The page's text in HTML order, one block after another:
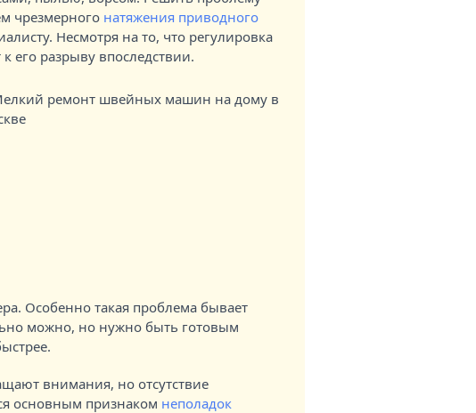
чрезмерного натяжения приводного
Несмотря на то, что регулировка
его разрыву впоследствии.
Особенно такая проблема бывает
можно, но нужно быть готовым
внимания, но отсутствие
основным признаком неполадок